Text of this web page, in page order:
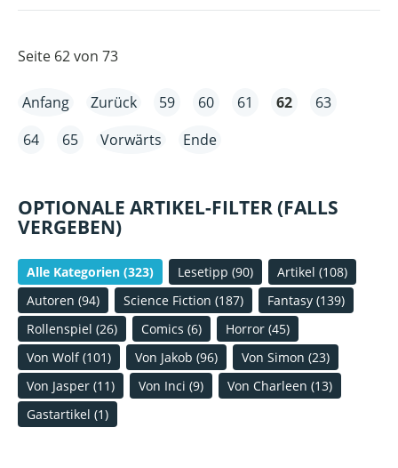
FALTUNGSINVERSION
Seite 62 von 73
Anfang Zurück 59 60 61 62
63
64
65 Vorwärts Ende
OPTIONALE ARTIKEL-FILTER (FALLS
VERGEBEN)
Alle Kategorien (323) Lesetipp (90) Artikel (108)
Autoren (94) Science Fiction (187) Fantasy (139)
Rollenspiel (26) Comics (6) Horror (45)
Von Wolf (101) Von Jakob (96) Von Simon (23)
Von Jasper (11) Von Inci (9) Von Charleen (13)
Gastartikel (1)